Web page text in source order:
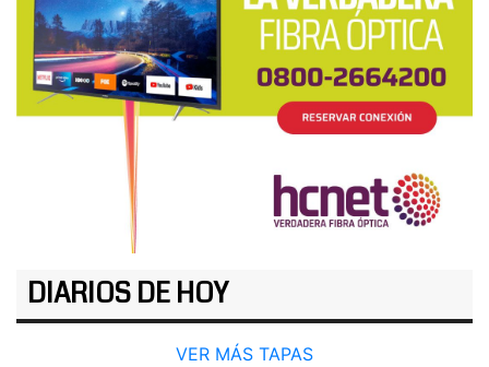
DIARIOS DE HOY
VER MÁS TAPAS